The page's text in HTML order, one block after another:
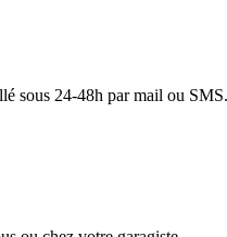
sous 24-48h par mail ou SMS.